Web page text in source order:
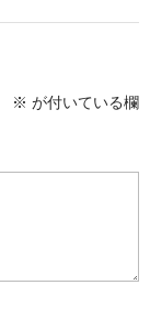
※ が付いている欄